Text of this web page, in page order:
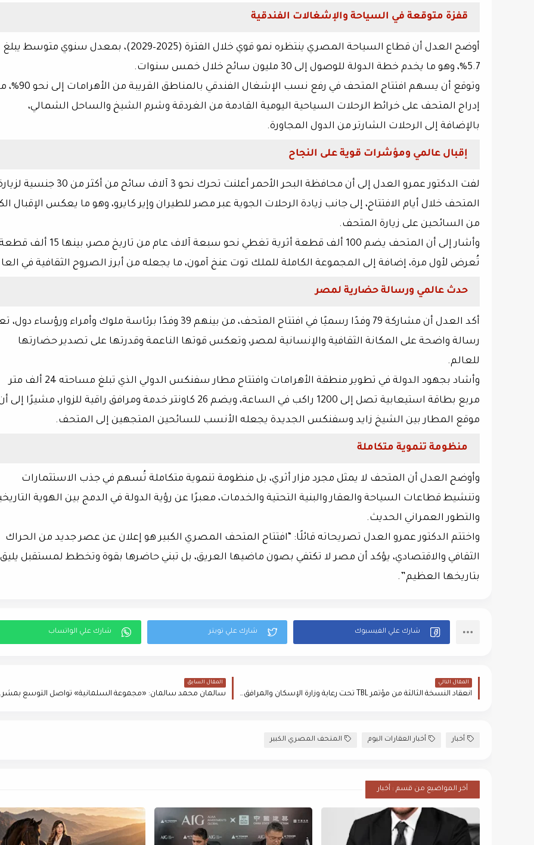
قفزة متوقعة في السياحة والإشغالات الفندقية
أوضح العدل أن قطاع السياحة المصري ينتظره نمو قوي خلال الفترة (2025–2029)، بمعدل سنوي متوسط يبلغ
5.7%
، وهو ما يخدم خطة الدولة للوصول إلى 30 مليون سائح
خلال خمس سنوات.
وتوقع أن يسهم افتتاح المتحف في رفع نسب الإشغال الفندقي بالمناطق القريبة من الأهرامات إلى نحو 90%
،
إدراج المتحف على خرائط الرحلات السياحية اليومية القادمة من الغردقة وشرم الشيخ والساحل الشمالي،
بالإضافة إلى الرحلات الشارتر من الدول المجاورة.
إقبال عالمي ومؤشرات قوية على النجاح
لفت الدكتور عمرو العدل إلى أن محافظة البحر الأحمر أعلنت تحرك نحو 3 آلاف سائح من أكثر من 30 جنسية
المتحف خلال أيام الافتتاح، إلى جانب زيادة الرحلات الجوية عبر مصر للطيران وإير كايرو، وهو ما يعكس الإقبال
من السائحين على زيارة المتحف.
وأشار إلى أن المتحف يضم 100 ألف قطعة أثرية تغطي نحو سبعة آلاف عام من تاريخ مصر، بينها
15 ألف
تُعرض لأول مرة، إضافة إلى المجموعة الكاملة للملك توت عنخ آمون، ما يجعله من أبرز الصروح الثقافية في
حدث عالمي ورسالة حضارية لمصر
أكد العدل أن مشاركة 79 وفدًا رسميًا في افتتاح المتحف، من بينهم 39 وفدًا برئاسة ملوك وأمراء ورؤساء دول
،
رسالة واضحة على المكانة الثقافية والإنسانية لمصر، وتعكس قوتها الناعمة وقدرتها على تصدير حضارتها
للعالم.
وأشاد بجهود الدولة في تطوير منطقة الأهرامات وافتتاح مطار سفنكس الدولي
الذي تبلغ مساحته 24 ألف متر
مربع بطاقة استيعابية تصل إلى 1200 راكب في الساعة
، ويضم 26 كاونتر خدمة ومرافق راقية للزوار، مشيرًا إلى
موقع المطار بين الشيخ زايد وسفنكس الجديدة يجعله الأنسب للسائحين المتجهين إلى المتحف.
منظومة تنموية متكاملة
وأوضح العدل أن المتحف لا يمثل مجرد مزار أثري، بل منظومة تنموية متكاملة تُسهم في جذب الاستثمارات
وتنشيط قطاعات السياحة والعقار والبنية التحتية والخدمات، معبرًا عن رؤية الدولة في الدمج بين الهوية
والتطور العمراني الحديث.
واختتم الدكتور عمرو العدل تصريحاته قائلًا: “افتتاح المتحف المصري الكبير هو إعلان عن عصر جديد من الحراك
الثقافي والاقتصادي، يؤكد أن مصر لا تكتفي بصون ماضيها العريق، بل تبني حاضرها بقوة وتخطط لمستقبل يليق
بتاريخها العظيم”.
المقال التالي
انعقاد النسخة الثالثة من مؤتمر TBL تحت رعاية وزارة الإسكان والمرافق والمجتمعات العمرانية
المقال السابق
سالمان محمد
أخبار أخبار العقارات اليوم المتحف المصري الكبير
أخر المواضيع من قسم : أخبار